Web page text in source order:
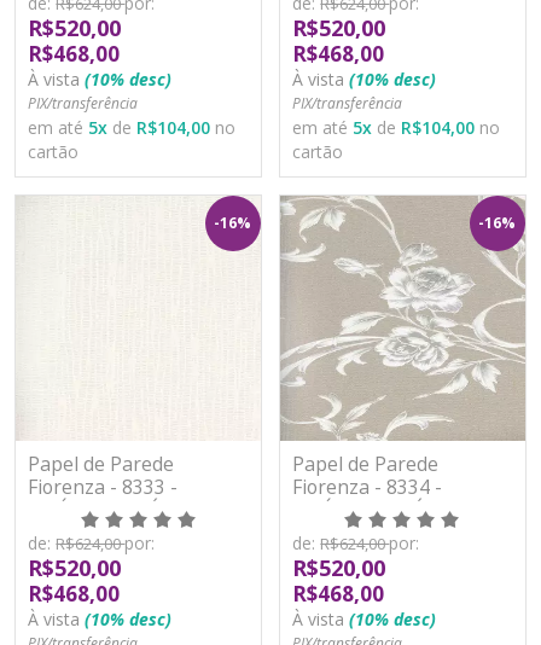
R$520,00
R$468,00
À vista (10% desc)
PIX/transferência
em até 5x de R$104,00 no
cartão
R$520,00
R$468,00
À vista (10% desc)
PIX/transferência
em até 5x de R$104,00 no
cartão
-16%
Papel de Parede
Fiorenza - 8333 -
VINÍLICO LAVÁVEL
de: R$624,00por:
R$520,00
R$468,00
À vista (10% desc)
-16%
Papel de Parede
Fiorenza - 8334 -
VINÍLICO LAVÁVEL
de: R$624,00por:
R$520,00
R$468,00
À vista (10% desc)